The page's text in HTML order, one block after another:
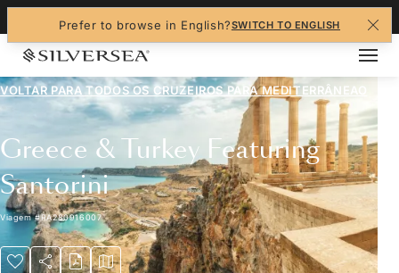
Prefer to browse in English?SWITCH TO ENGLISH
VOLTAR PARA TODOS OS CRUZEIROS PARAMEDITERRÂNEAO
Greece & Turkey Featuring
Santorini
Viagem#RA280916007